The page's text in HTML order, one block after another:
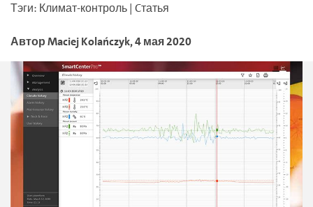
Тэги: Климат-контроль| Cтатья
АвторMaciejKolańczyk,4 мая 2020